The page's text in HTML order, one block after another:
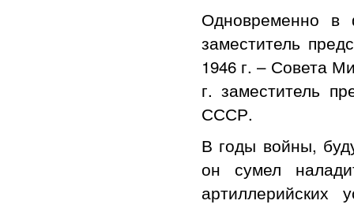
Одновременно
заместитель
1946 г. – Совета
г. заместитель
СССР.
В годы войны,
он сумел
артиллерийских